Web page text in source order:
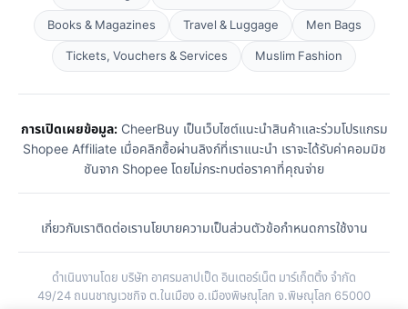
Books & Magazines
Travel & Luggage
Men Bags
Tickets, Vouchers & Services
Muslim Fashion
การเปิดเผยข้อมูล:CheerBuy เป็นเว็บไซต์แนะนำสินค้าและร่วมโปรแกรม
Shopee Affiliate เมื่อคลิกซื้อผ่านลิงก์ที่เราแนะนำ เราจะได้รับค่าคอมมิช
ชันจาก Shopee โดยไม่กระทบต่อราคาที่คุณจ่าย
เกี่ยวกับเราติดต่อเรานโยบายความเป็นส่วนตัวข้อกำหนดการใช้งาน
ดำเนินงานโดย บริษัท อาศรมลาปเป็ด อินเตอร์เน็ต มาร์เก็ตติ้ง จำกัด
49/24 ถนนชาญเวชกิจ ต.ในเมือง อ.เมืองพิษณุโลก จ.พิษณุโลก 65000